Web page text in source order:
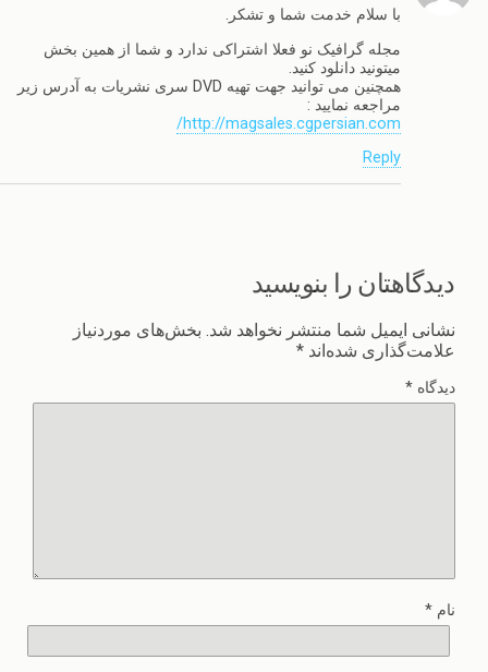
با سلام خدمت شما و تشکر.
مجله گرافیک نو فعلا اشتراکی ندارد و شما از همین بخش
میتونید دانلود کنید.
همچنین می توانید جهت تهیه DVD سری نشریات به آدرس زیر
مراجعه نمایید :
http://magsales.cgpersian.com/
Reply
دیدگاهتان را بنویسید
نشانی ایمیل شما منتشر نخواهد شد. بخش‌های موردنیاز
علامت‌گذاری شده‌اند *
دیدگاه *
نام *